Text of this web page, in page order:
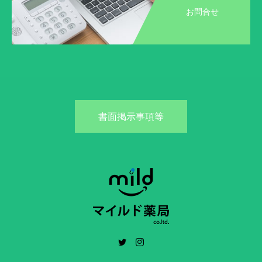
お問合せ
書面掲示事項等